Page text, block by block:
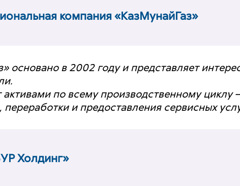
компания «КазМунайГаз»
основано в 2002 году и представляет
по всему производственному
и предоставления сервисных
Холдинг»